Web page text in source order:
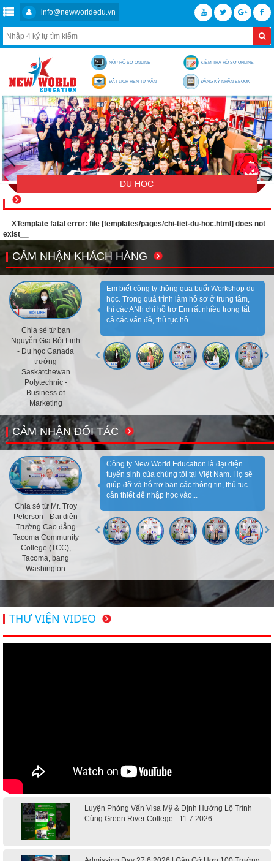
info@newworldedu.vn
NỘP HỒ SƠ ONLINE KIỂM TRA HỒ SƠ ONLINE
ĐẶT LỊCH HẸN TƯ VẤN ĐĂNG KÝ NHẬN EBOOK
DU HỌC
__XTemplate fatal error: file [templates/pages/chi-tiet-du-hoc.html] does not
exist__
CẢM NHẬN KHÁCH HÀNG
Chia sẻ từ bạn
Nguyễn Gia Bội Linh
- Du học Canada
trường
Saskatchewan
Polytechnic -
Business of
Marketing
Em biết công ty thông qua buổi Workshop du
học. Trong quá trình làm hồ sơ ở trung tâm,
thì các ANh chị hỗ trợ Em rất nhiều trong tất
cả các vấn đề, thủ tục hồ...
CẢM NHẬN ĐỐI TÁC
Chia sẻ từ Mr. Troy
Peterson - Đại diện
Trường Cao đẳng
Tacoma Community
College (TCC),
Tacoma, bang
Washington
Công ty New World Education là đại diện
tuyển sinh của chúng tôi tại Việt Nam. Họ sẽ
giúp đỡ và hỗ trợ bạn các thông tin, thủ tục
cần thiết để nhập học vào...
THƯ VIỆN VIDEO
Luyện Phỏng Vấn Visa Mỹ & Định Hướng Lộ Trình
Cùng Green River College - 11.7.2026